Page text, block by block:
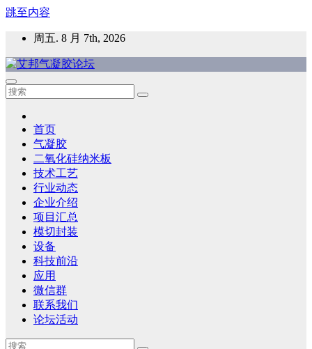
跳至内容
周五. 8 月 7th, 2026
艾邦气凝胶论坛
气凝胶材料及应用，产业链动态；气凝胶在新能源如锂电、储
首页
气凝胶
二氧化硅纳米板
技术工艺
行业动态
企业介绍
项目汇总
模切封装
设备
科技前沿
应用
微信群
联系我们
论坛活动